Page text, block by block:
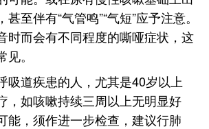
至伴有“气管鸣”“气短”应予注意。
时而会有不同程度的嘶哑症状，这
。
吸道疾患的人，尤其是40岁以上
，如咳嗽持续三周以上无明显好
能，须作进一步检查，建议行肺